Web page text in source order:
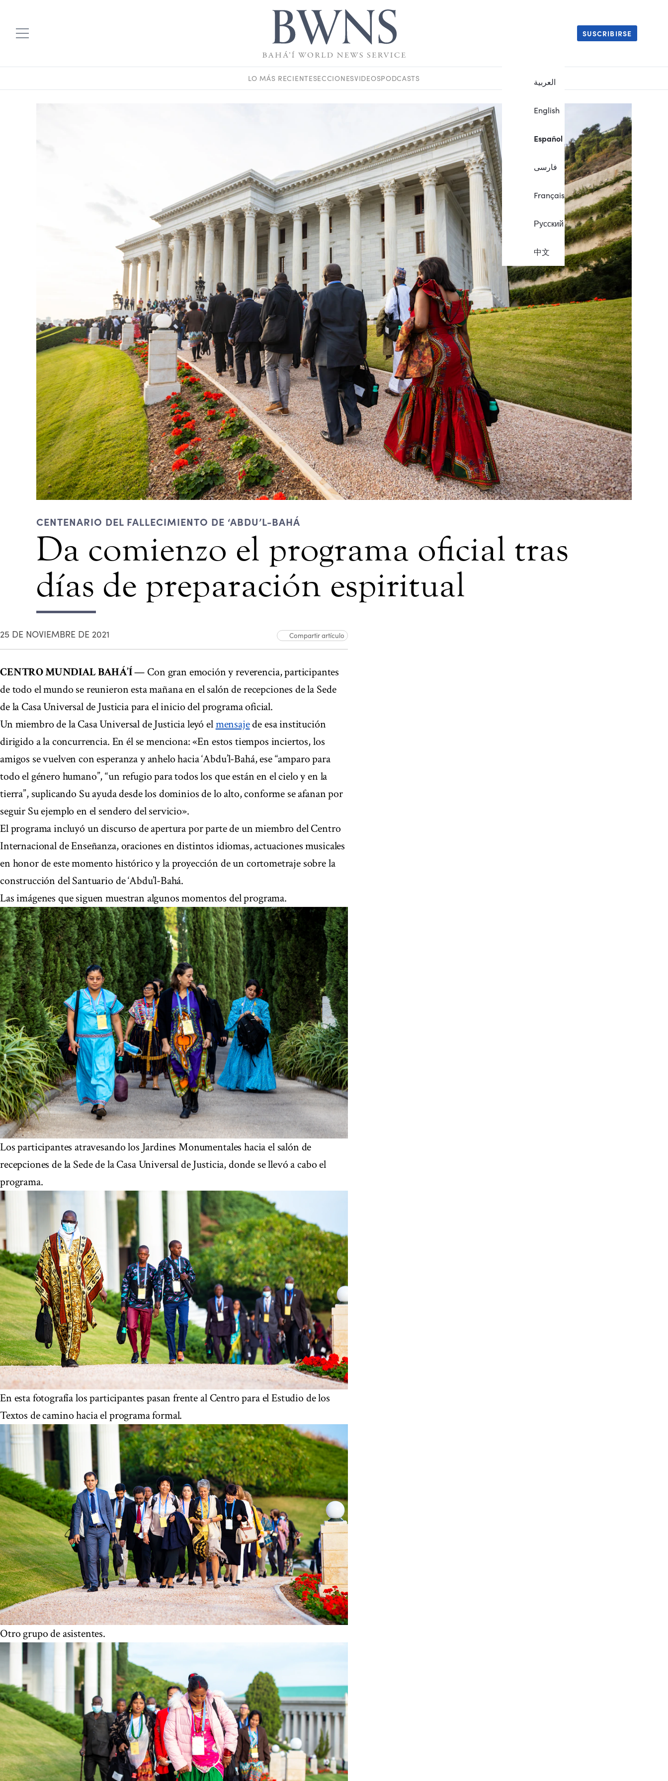
العربية
English
Español
فارسی
Français
Русский
中文
SUSCRIBIRSE
LO MÁS RECIENTESECCIONESVIDEOSPODCASTS
CENTENARIO DEL FALLECIMIENTO DE ‘ABDU’L-BAHÁ
Da comienzo el programa oficial tras
días de preparación espiritual
25 DE NOVIEMBRE DE 2021 Compartir artículo
CENTRO MUNDIAL BAHÁ’Í— Con gran emoción y reverencia, participantes
de todo el mundo se reunieron esta mañana en el salón de recepciones de la Sede
de la Casa Universal de Justicia para el inicio del programa oficial.
Un miembro de la Casa Universal de Justicia leyó elmensajede esa institución
dirigido a la concurrencia. En él se menciona: «En estos tiempos inciertos, los
amigos se vuelven con esperanza y anhelo hacia ‘Abdu’l-Bahá, ese “amparo para
todo el género humano”, “un refugio para todos los que están en el cielo y en la
tierra”, suplicando Su ayuda desde los dominios de lo alto, conforme se afanan por
seguir Su ejemplo en el sendero del servicio».
El programa incluyó un discurso de apertura por parte de un miembro del Centro
Internacional de Enseñanza, oraciones en distintos idiomas, actuaciones musicales
en honor de este momento histórico y la proyección de un cortometraje sobre la
construcción del Santuario de ‘Abdu’l-Bahá.
Las imágenes que siguen muestran algunos momentos del programa.
Los participantes atravesando los Jardines Monumentales hacia el salón de
recepciones de la Sede de la Casa Universal de Justicia, donde se llevó a cabo el
programa.
En esta fotografía los participantes pasan frente al Centro para el Estudio de los
Textos de camino hacia el programa formal.
Otro grupo de asistentes.